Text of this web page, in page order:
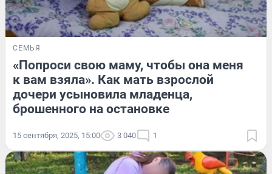
СЕМЬЯ
«Попроси свою маму, чтобы она меня
к вам взяла». Как мать взрослой
дочери усыновила младенца,
брошенного на остановке
15 сентября, 2025, 15:00 3 040 1